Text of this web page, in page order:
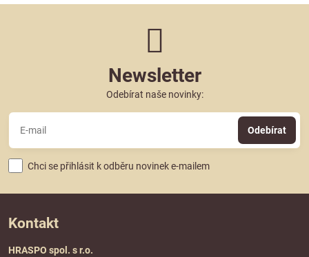
Newsletter
Odebírat naše novinky:
Odebírat
Chci se přihlásit k odběru novinek e-mailem
Kontakt
HRASPO spol. s r.o.